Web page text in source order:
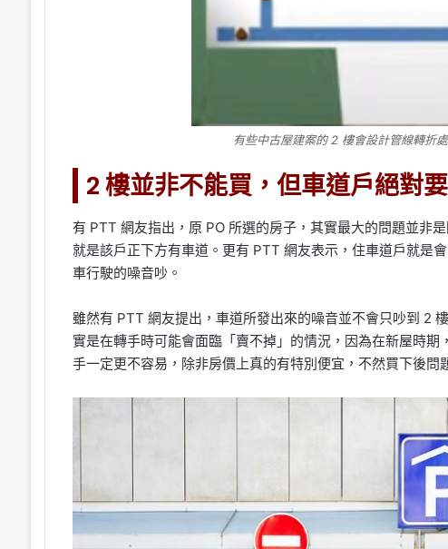
有些中古屋建案的 2 樓會設計管線轉折
2 樓並非不能買，但車道戶絕對
有 PTT 網友指出，原 PO 所選的房子，其實最大的問題並非
就是該戶正下方有車道。更有 PTT 網友表示，住車道戶就是
車行駛的噪音吵。
雖然有 PTT 網友提出，車道所發出來的噪音並不會只吵到 2
實是在轉手時可能會面臨「賣不掉」的情況，因為在新屋時
手一定更不容易，除非房價上真的有特別便宜，不然買下後問